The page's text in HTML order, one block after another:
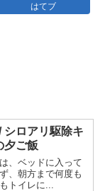
はてブ
シロアリ駆除キ
夕ご飯
、ベッドに入って
、朝方まで何度も
トイレに...